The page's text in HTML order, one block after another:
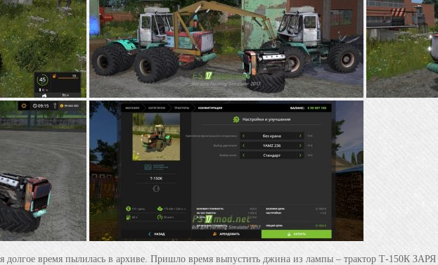
долгое время пылилась в архиве. Пришло время выпустить джина из лампы – трактор Т-150К ЗАРЯ